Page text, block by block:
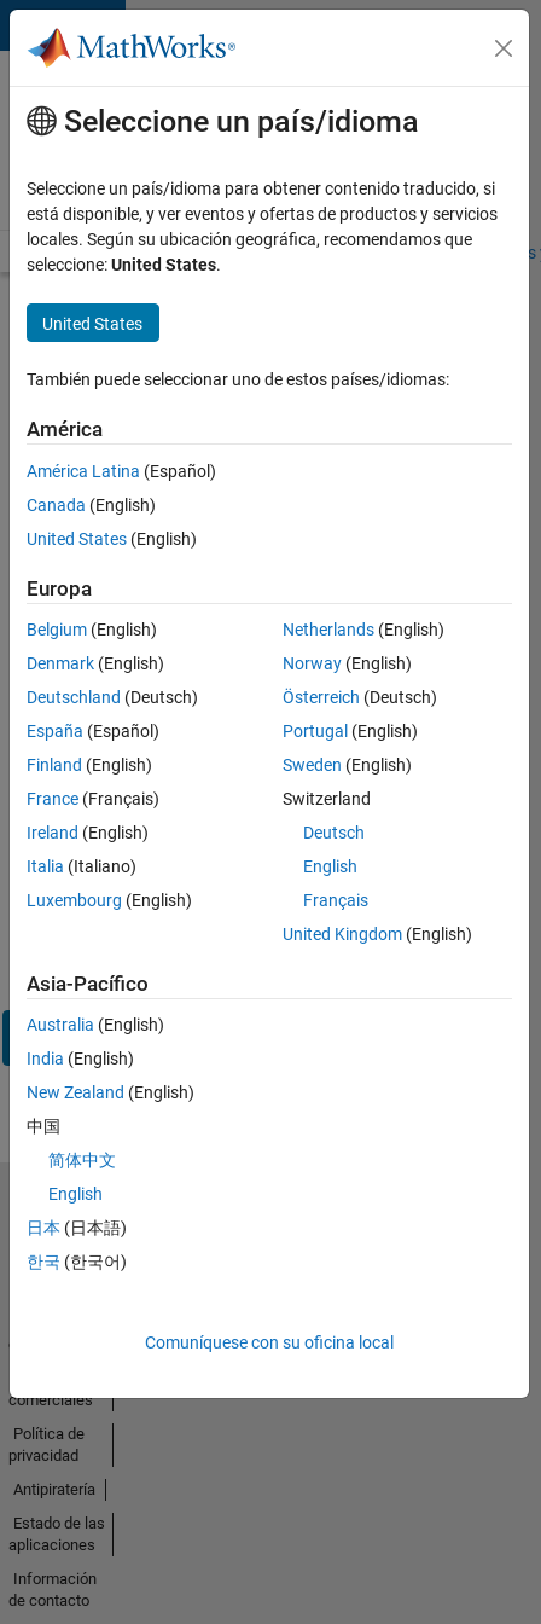
Saltar al contenido
Ofertas
de
empleo
MathWorks
Visión general Búsqueda de empleo Oficinas locales
Enviar
solicitud
Internal
Security
Auditor
Inicie
en
su
cuenta
empleo
Dirección de correo electrónico
contraseña?
Iniciar
sesión
Seleccione un país/idioma
Seleccione un país/idioma para obtener contenido traducido, si
está disponible, y ver eventos y ofertas de productos y servicios
locales. Según su ubicación geográfica, recomendamos que
seleccione:United States.
United States
También puede seleccionar uno de estos países/idiomas:
América
América Latina (Español)
Canada (English)
United States (English)
Europa
Belgium (English)
Denmark (English)
Deutschland (Deutsch)
España (Español)
Finland (English)
France (Français)
Ireland (English)
Italia (Italiano)
Luxembourg (English)
Netherlands(English)
Norway(English)
Österreich (Deutsch)
Portugal (English)
Sweden (English)
Switzerland
Deutsch
English
Français
United Kingdom(English)
Asia-Pacífico
Australia (English)
India (English)
New Zealand (English)
中国
简体中文
English
日本 (日本語)
한국 (한국어)
Comuníquese con su oficina local
Seleccione un país/idioma
América
Latina
confianza
comerciales
Política de
privacidad
Antipiratería
Estado de las
aplicaciones
Información
de contacto